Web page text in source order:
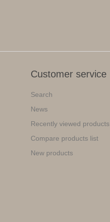
Customer service
Search
News
Recently viewed products
Compare products list
New products